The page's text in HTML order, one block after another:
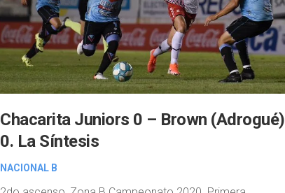
Chacarita Juniors 0 – Brown (Adrogué)
0. La Síntesis
NACIONAL B